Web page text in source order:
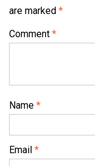
are marked *
Comment *
Name *
Email *